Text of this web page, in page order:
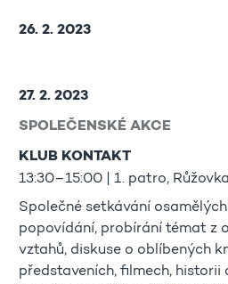
26. 2. 2023
27. 2. 2023
SPOLEČENSKÉ AKCE
KLUB KONTAKT
13:30–15:00 | 1. patro, Růžovka
Společné setkávání
popovídání, probírání témat z
vztahů, diskuse o oblíbených
představeních, filmech, historii